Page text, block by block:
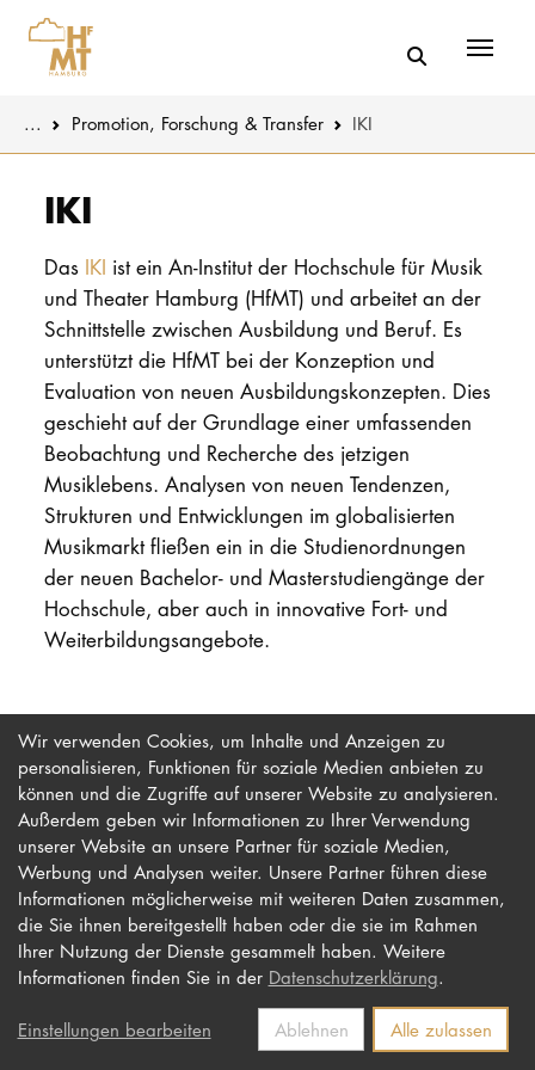
... Promotion, Forschung & Transfer IKI
IKI
Das IKI ist ein An-Institut der Hochschule für Musik
und Theater Hamburg (HfMT) und arbeitet an der
Schnittstelle zwischen Ausbildung und Beruf. Es
unterstützt die HfMT bei der Konzeption und
Evaluation von neuen Ausbildungskonzepten. Dies
geschieht auf der Grundlage einer umfassenden
Beobachtung und Recherche des jetzigen
Musiklebens. Analysen von neuen Tendenzen,
Strukturen und Entwicklungen im globalisierten
Musikmarkt fließen ein in die Studienordnungen
der neuen Bachelor- und Masterstudiengänge der
Hochschule, aber auch in innovative Fort- und
Weiterbildungsangebote.
Impressum
Datenschutz
Kontakt
Newsletter
Barrierefreiheit
Wir verwenden Cookies, um Inhalte und Anzeigen zu
personalisieren, Funktionen für soziale Medien anbieten zu
können und die Zugriffe auf unserer Website zu analysieren.
Außerdem geben wir Informationen zu Ihrer Verwendung
unserer Website an unsere Partner für soziale Medien,
Werbung und Analysen weiter. Unsere Partner führen diese
Informationen möglicherweise mit weiteren Daten zusammen,
die Sie ihnen bereitgestellt haben oder die sie im Rahmen
Ihrer Nutzung der Dienste gesammelt haben. Weitere
Informationen finden Sie in der Datenschutzerklärung.
Einstellungen bearbeiten Ablehnen Alle zulassen
KULTUR-
STUDIUM
Online-
Transfer